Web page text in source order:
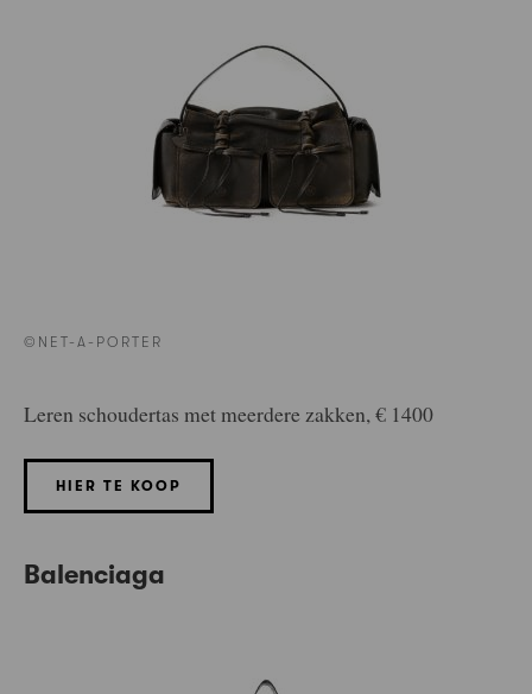
©NET-A-PORTER
Leren schoudertas met meerdere zakken, € 1400
HIER TE KOOP
Balenciaga